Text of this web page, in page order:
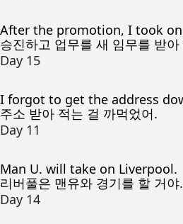
After the promotion, I took
승진하고 업무를 새 임무를 받아
Day 15
I forgot to get the address
주소 받아 적는 걸 까먹었어.
Day 11
Man U. will take on Liverpool.
리버풀은 맨유와 경기를 할 거야.
Day 14